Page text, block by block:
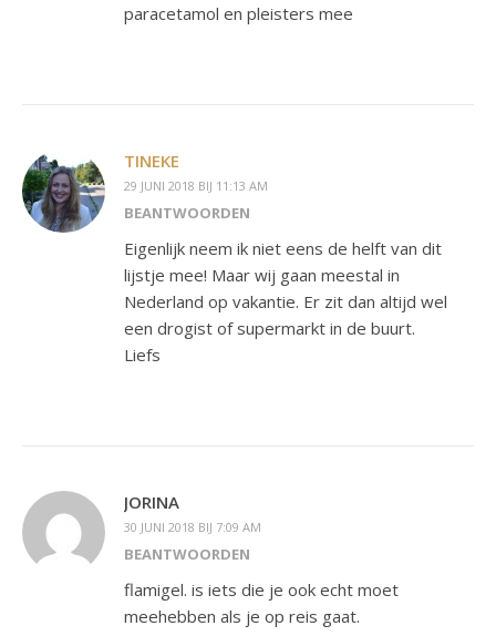
paracetamol en pleisters mee
TINEKE
29 JUNI 2018 BIJ 11:13 AM
BEANTWOORDEN
Eigenlijk neem ik niet eens de helft van dit
lijstje mee! Maar wij gaan meestal in
Nederland op vakantie. Er zit dan altijd wel
een drogist of supermarkt in de buurt.
Liefs
JORINA
30 JUNI 2018 BIJ 7:09 AM
BEANTWOORDEN
flamigel. is iets die je ook echt moet
meehebben als je op reis gaat.